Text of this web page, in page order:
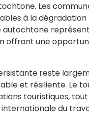
Les
à la dégradation
autochtone
offrant une
reste
et résiliente. Le
touristiques,
du